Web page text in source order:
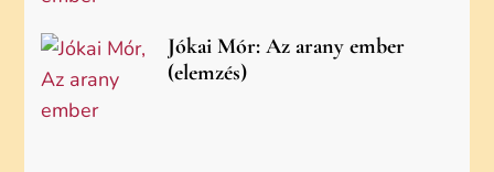
Jókai Mór: Az arany ember
(elemzés)